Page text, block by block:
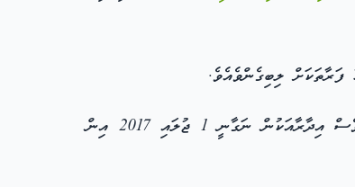
ލިބިގެންވެއެވެ.
(ބ) މި މާއްދާގެ (ށ) ގައި ބަޔާންކުރާ ޖޫރިމަނާގެ ފައިސާގެ އެއްވެސް އަދަދެއް، މި މާއްދާގެ (ރ) ގައި ބަޔާންކޮށްފައިވާ ސަރުކާރުގެ އެއްވެސް އިދާރާއަކުން ނަގާނީ 1 ޖުލައި 2017 އިން